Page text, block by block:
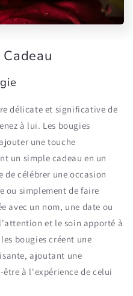
délicate et significative de
à lui. Les bougies
une touche
un simple cadeau en un
célébrer une occasion
ou simplement de faire
avec un nom, une date ou
et le soin apporté à
bougies créent une
ajoutant une
à l'expérience de celui